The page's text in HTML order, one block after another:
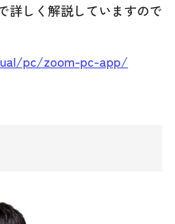
詳しく解説していますので
pc/zoom-pc-app/